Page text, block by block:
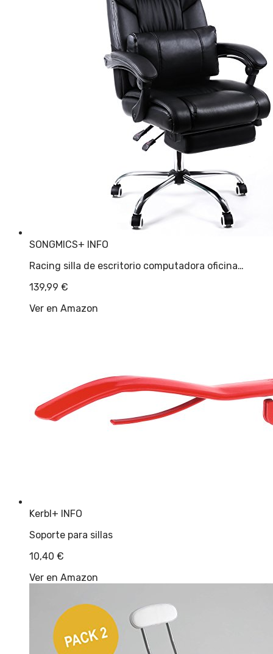
SONGMICS+ INFO
Racing silla de escritorio computadora oficina…
139,99 €
Ver en Amazon
Kerbl+ INFO
Soporte para sillas
10,40 €
Ver en Amazon